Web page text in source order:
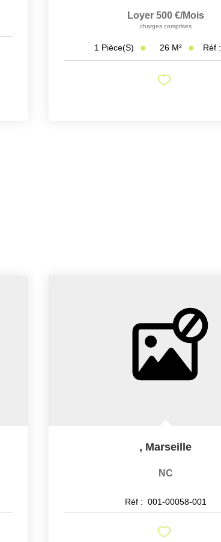
Loyer 500 €/mois
charges comprises
1 Pièce(s) 26 M² Réf :
, Marseille
NC
Réf : 001-00058-001